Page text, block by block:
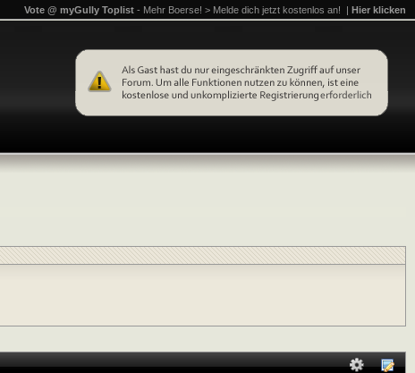
Vote @ myGully Toplist - Mehr Boerse! > Melde dich jetzt kostenlos an! | Hier klicken